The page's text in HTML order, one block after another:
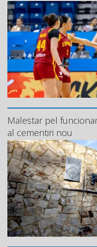
Malestar pel
al cementiri nou